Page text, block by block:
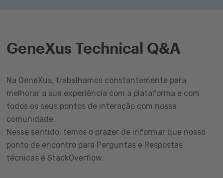
GeneXus Technical Q&A
Na GeneXus, trabalhamos constantemente para
melhorar a sua experiência com a plataforma e com
todos os seus pontos de interação com nossa
comunidade.
Nesse sentido, temos o prazer de informar que nosso
ponto de encontro para Perguntas e Respostas
técnicas é StackOverflow.